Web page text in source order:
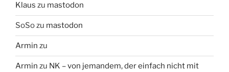
Klaus zu mastodon
SoSozu mastodon
Armin zu
Armin zu NK – von jemandem, der einfach nicht mit